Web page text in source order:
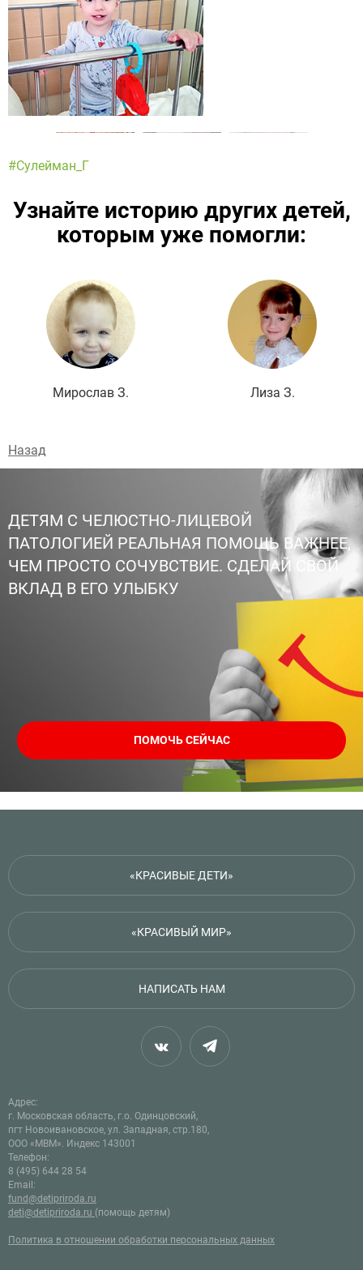
#Сулейман_Г
Узнайте историю других детей,
которым уже помогли:
Мирослав З.
Подробнее
Лиза З.
Назад
ДЕТЯМ С ЧЕЛЮСТНО-ЛИЦЕВОЙ
ПАТОЛОГИЕЙ РЕАЛЬНАЯ ПОМОЩЬ ВАЖНЕЕ,
ЧЕМ ПРОСТО СОЧУВСТВИЕ. СДЕЛАЙ СВОЙ
ВКЛАД В ЕГО УЛЫБКУ
ПОМОЧЬ СЕЙЧАС
«КРАСИВЫЕ ДЕТИ»
«КРАСИВЫЙ МИР»
НАПИСАТЬ НАМ
Адрес:
г. Московская область, г.о. Одинцовский,
пгт Новоивановское, ул. Западная, стр.180,
ООО «МВМ». Индекс 143001
Телефон:
8 (495) 644 28 54
Email:
fund@detipriroda.ru
deti@detipriroda.ru (помощь детям)
Политика в отношении обработки персональных данных